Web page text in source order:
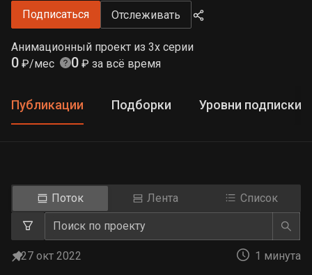
Подписаться Отслеживать
Анимационный проект из 3х серии
0 ₽/мес 0 ₽ за всё время
Публикации Подборки Уровни подписки
Поток Лента Список
27 окт 2022 1 минута